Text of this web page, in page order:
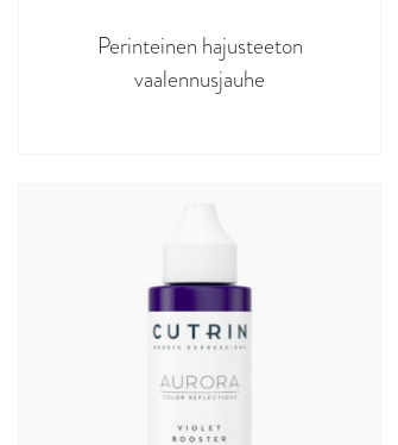
Perinteinen hajusteeton
vaalennusjauhe